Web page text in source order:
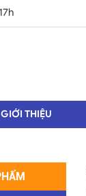
GIỚI THIỆU